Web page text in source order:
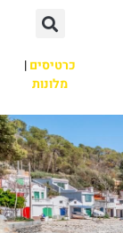
כרטיסים|
מלונות